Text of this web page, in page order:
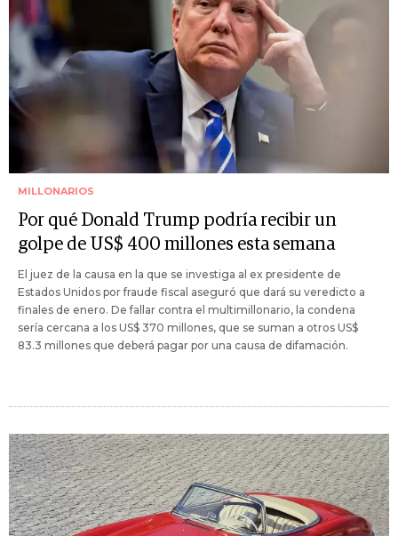
MILLONARIOS
Por qué Donald Trump podría recibir un
golpe de US$ 400 millones esta semana
El juez de la causa en la que se investiga al ex presidente de
Estados Unidos por fraude fiscal aseguró que dará su veredicto a
finales de enero. De fallar contra el multimillonario, la condena
sería cercana a los US$ 370 millones, que se suman a otros US$
83.3 millones que deberá pagar por una causa de difamación.